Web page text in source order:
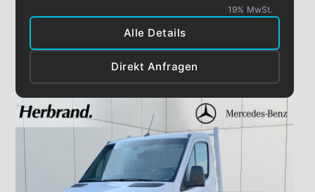
Alle Details
Direkt Anfragen
19% MwSt.